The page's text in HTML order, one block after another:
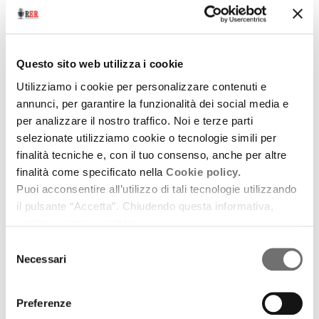
Questo sito web utilizza i cookie
Utilizziamo i cookie per personalizzare contenuti e
annunci, per garantire la funzionalità dei social media e
per analizzare il nostro traffico. Noi e terze parti
selezionate utilizziamo cookie o tecnologie simili per
finalità tecniche e, con il tuo consenso, anche per altre
finalità come specificato nella Cookie policy.
Puoi acconsentire all’utilizzo di tali tecnologie utilizzando
il pulsante “Accetta”. Chiudendo questa informativa,
delNecessari
Preferenze
Seconda parte del racconto della vita di Giuseppe
Ascolta downloadPodcast